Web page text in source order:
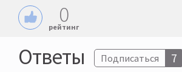
0
рейтинг
Ответы Подписаться 7